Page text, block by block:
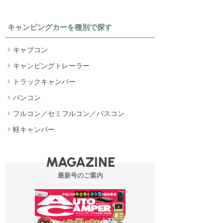
キャンピングカーを種別で探す
キャブコン
キャンピングトレーラー
トラックキャンパー
バンコン
フルコン／セミフルコン／バスコン
軽キャンパー
MAGAZINE
最新号のご案内